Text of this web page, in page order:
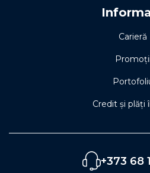
Carieră
Promoții
Credit și plăți
+373 68